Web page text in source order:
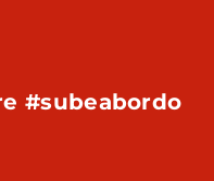
#subeabordo